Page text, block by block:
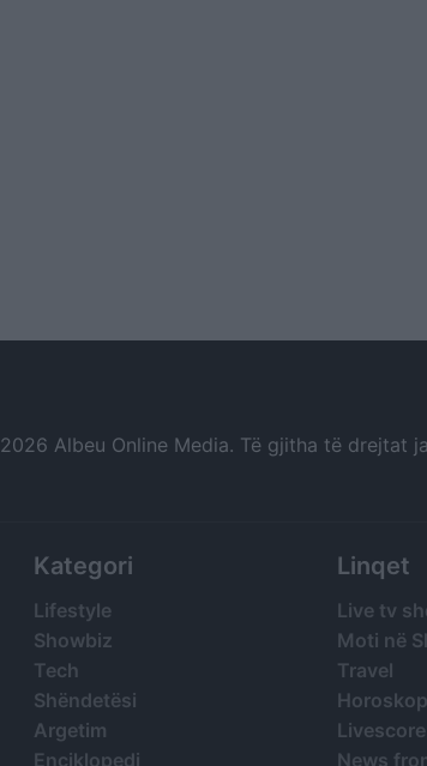
2026 Albeu Online Media. Të gjitha të drejtat
Kategori
Lifestyle
Showbiz
Tech
Shëndetësi
Argetim
Enciklopedi
Linqet
Live tv
Moti në
Travel
Livescore
News